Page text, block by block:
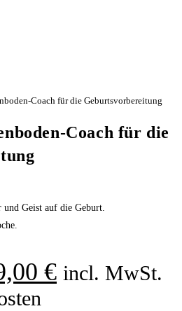
Coach für die Geburtsvorbereitung
Coach für die
Geist auf die Geburt.
€Aktueller
incl. MwSt.